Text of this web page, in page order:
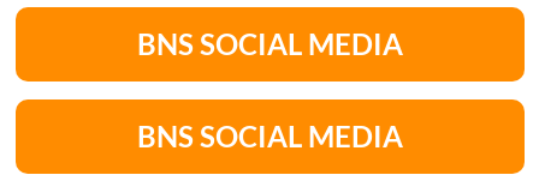
BNS SOCIAL MEDIA
BNS SOCIAL MEDIA